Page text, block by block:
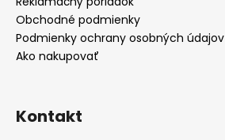
Obchodné podmienky
Podmienky ochrany osobných údajov
Ako nakupovať
Kontakt